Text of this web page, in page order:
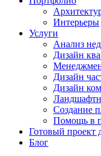
Интерьеры
Услуги
Анализ
Дизайн
Дизайн
Дизайн
Создание
Помощь в
Готовый проект
Блог